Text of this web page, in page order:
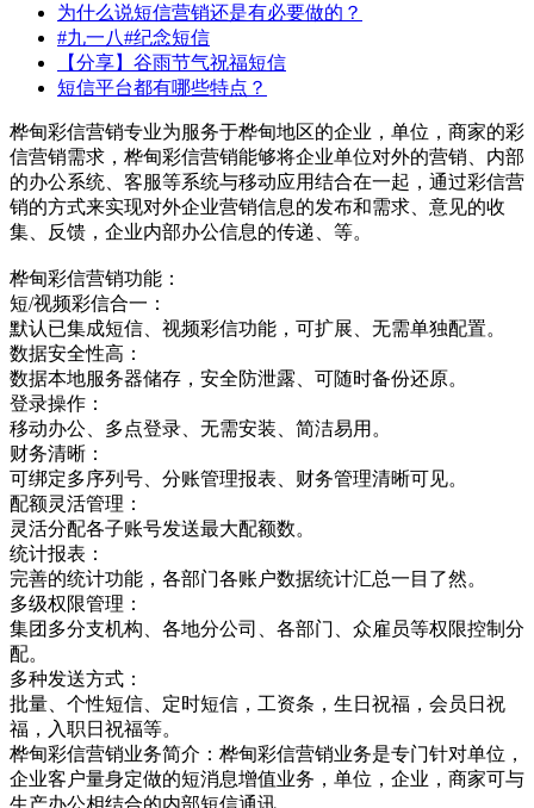
为什么说短信营销还是有必要做的？
#九一八#纪念短信
【分享】谷雨节气祝福短信
短信平台都有哪些特点？
桦甸彩信营销专业为服务于桦甸地区的企业，单位，商家的彩
信营销需求，桦甸彩信营销能够将企业单位对外的营销、内部
的办公系统、客服等系统与移动应用结合在一起，通过彩信营
销的方式来实现对外企业营销信息的发布和需求、意见的收
集、反馈，企业内部办公信息的传递、等。
桦甸彩信营销功能：
短/视频彩信合一：
默认已集成短信、视频彩信功能，可扩展、无需单独配置。
数据安全性高：
数据本地服务器储存，安全防泄露、可随时备份还原。
登录操作：
移动办公、多点登录、无需安装、简洁易用。
财务清晰：
可绑定多序列号、分账管理报表、财务管理清晰可见。
配额灵活管理：
灵活分配各子账号发送最大配额数。
统计报表：
完善的统计功能，各部门各账户数据统计汇总一目了然。
多级权限管理：
集团多分支机构、各地分公司、各部门、众雇员等权限控制分
配。
多种发送方式：
批量、个性短信、定时短信，工资条，生日祝福，会员日祝
福，入职日祝福等。
桦甸彩信营销业务简介：桦甸彩信营销业务是专门针对单位，
企业客户量身定做的短消息增值业务，单位，企业，商家可与
生产办公相结合的内部短信通讯，